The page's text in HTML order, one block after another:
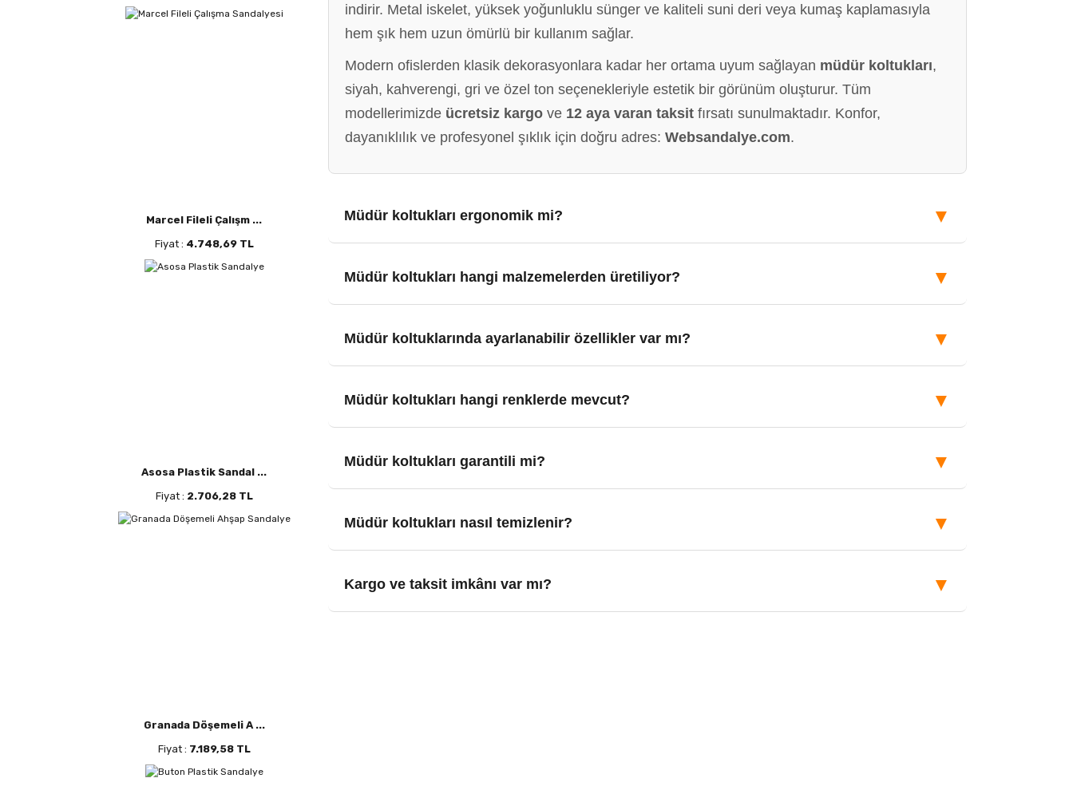
Marcel Fileli Çalışm ...
Fiyat : 4.748,69 TL
Asosa Plastik Sandal ...
Fiyat : 2.706,28 TL
Granada Döşemeli A ...
Fiyat : 7.189,58 TL
indirir. Metal iskelet, yüksek yoğunluklu sünger ve kaliteli suni deri veya kumaş kaplamasıyla
hem şık hem uzun ömürlü bir kullanım sağlar.
Modern ofislerden klasik dekorasyonlara kadar her ortama uyum sağlayan müdür koltukları,
siyah, kahverengi, gri ve özel ton seçenekleriyle estetik bir görünüm oluşturur. Tüm
modellerimizde ücretsiz kargove 12 aya varan taksitfırsatı sunulmaktadır. Konfor,
dayanıklılık ve profesyonel şıklık için doğru adres: Websandalye.com.
Müdür koltukları ergonomik mi? ▼
Müdür koltukları hangi malzemelerden üretiliyor? ▼
Müdür koltuklarında ayarlanabilir özellikler var mı? ▼
Müdür koltukları hangi renklerde mevcut? ▼
Müdür koltukları garantili mi? ▼
Müdür koltukları nasıl temizlenir? ▼
Kargo ve taksit imkânı var mı? ▼